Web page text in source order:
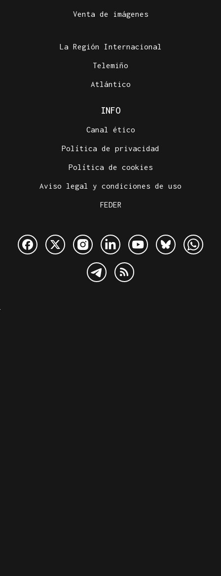
Venta de imágenes
La Región Internacional
Telemiño
Atlántico
INFO
Canal ético
Política de privacidad
Política de cookies
Aviso legal y condiciones de uso
FEDER